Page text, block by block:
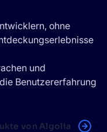
und unserem
ohne
und
Benutzererfahrung
von Algolia